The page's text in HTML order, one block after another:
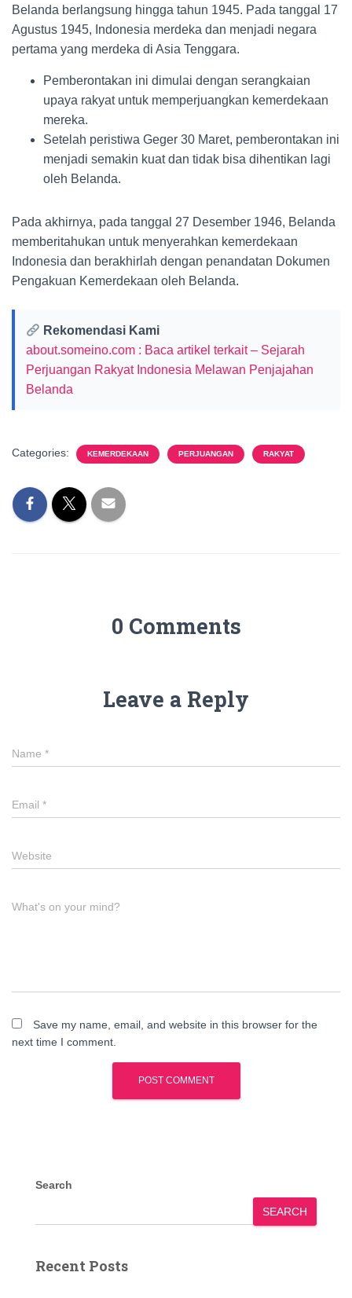
Belanda berlangsung hingga tahun 1945. Pada tanggal 17
Agustus 1945, Indonesia merdeka dan menjadi negara
pertama yang merdeka di Asia Tenggara.
Pemberontakan ini dimulai dengan serangkaian
upaya rakyat untuk memperjuangkan kemerdekaan
mereka.
Setelah peristiwa Geger 30 Maret, pemberontakan ini
menjadi semakin kuat dan tidak bisa dihentikan lagi
oleh Belanda.
Pada akhirnya, pada tanggal 27 Desember 1946, Belanda
memberitahukan untuk menyerahkan kemerdekaan
Indonesia dan berakhirlah dengan penandatan Dokumen
Pengakuan Kemerdekaan oleh Belanda.
Rekomendasi Kami
about.someino.com : Baca artikel terkait – Sejarah
Perjuangan Rakyat Indonesia Melawan Penjajahan
Belanda
Categories: KEMERDEKAAN PERJUANGAN RAKYAT
0 Comments
Leave a Reply
Name *
Email *
Website
What's on your mind?
Save my name, email, and website in this browser for the
next time I comment.
Search
SEARCH
Recent Posts